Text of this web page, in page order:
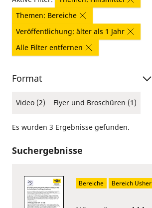
Themen: Bereiche
Veröffentlichung: älter als 1 Jahr
Alle Filter entfernen
Format
Video (2) Flyer und Broschüren (1)
Es wurden 3 Ergebnisse gefunden.
Suchergebnisse
Bereiche Bereich Usher